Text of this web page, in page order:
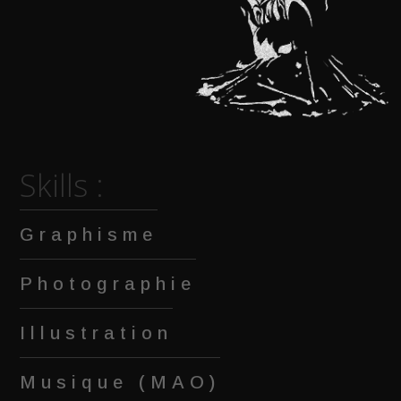
Skills :
Graphisme
Photographie
Illustration
Musique (MAO)